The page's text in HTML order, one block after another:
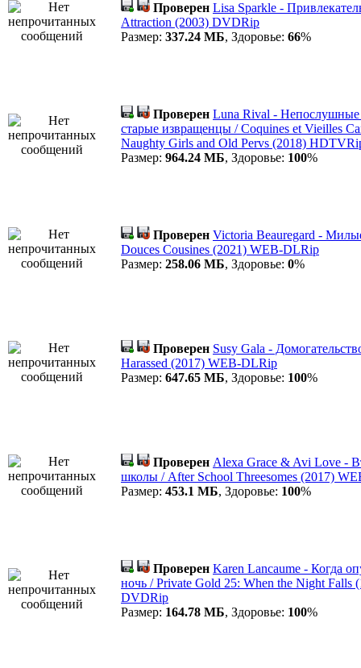
Проверен Lisa Sparkle -
Attraction (2003) DVDRip
Размер: 337.24 МБ, Здоровье: 66%
Проверен Luna Rival - Непослушные
старые извращенцы / Coquines et Vieilles
Naughty Girls and Old Pervs (2018)
Размер: 964.24 МБ, Здоровье: 100%
Проверен Victoria Beauregard -
Douces Cousines (2021) WEB-DLRip
Размер: 258.06 МБ, Здоровье: 0%
Проверен Susy Gala -
Harassed (2017) WEB-DLRip
Размер: 647.65 МБ, Здоровье: 100%
Проверен Alexa Grace & Avi Love -
школы / After School Threesomes (2017)
Размер: 453.1 МБ, Здоровье: 100%
Проверен Karen Lancaume - Когда
ночь / Private Gold 25: When the Night Falls
DVDRip
Размер: 164.78 МБ, Здоровье: 100%